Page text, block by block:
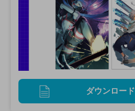
ダウンロード